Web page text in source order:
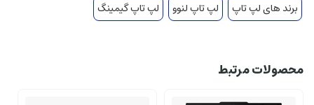
برند های لپ تاپ
لپ تاپ لنوو لپ تاپ گیمینگ
محصولات مرتبط